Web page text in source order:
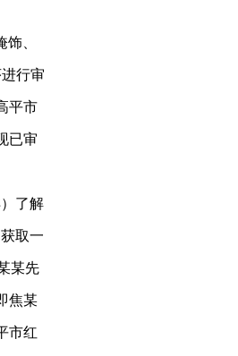
、
行审
平市
已审
了解
取一
某先
焦某
市红